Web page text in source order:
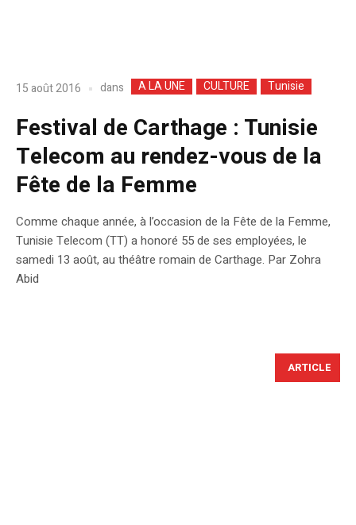
15 août 2016 dans A LA UNE CULTURE Tunisie
Festival de Carthage : Tunisie
Telecom au rendez-vous de la
Fête de la Femme
Comme chaque année, à l’occasion de la Fête de la Femme,
Tunisie Telecom (TT) a honoré 55 de ses employées, le
samedi 13 août, au théâtre romain de Carthage. Par Zohra
Abid
ARTICLE